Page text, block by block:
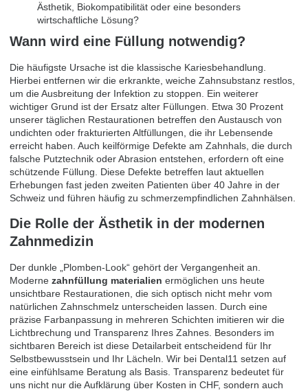
Ästhetik, Biokompatibilität oder eine besonders
wirtschaftliche Lösung?
Wann wird eine Füllung notwendig?
Die häufigste Ursache ist die klassische Kariesbehandlung.
Hierbei entfernen wir die erkrankte, weiche Zahnsubstanz restlos,
um die Ausbreitung der Infektion zu stoppen. Ein weiterer
wichtiger Grund ist der Ersatz alter Füllungen. Etwa 30 Prozent
unserer täglichen Restaurationen betreffen den Austausch von
undichten oder frakturierten Altfüllungen, die ihr Lebensende
erreicht haben. Auch keilförmige Defekte am Zahnhals, die durch
falsche Putztechnik oder Abrasion entstehen, erfordern oft eine
schützende Füllung. Diese Defekte betreffen laut aktuellen
Erhebungen fast jeden zweiten Patienten über 40 Jahre in der
Schweiz und führen häufig zu schmerzempfindlichen Zahnhälsen.
Die Rolle der Ästhetik in der modernen
Zahnmedizin
Der dunkle „Plomben-Look“ gehört der Vergangenheit an.
Moderne zahnfüllung materialien ermöglichen uns heute
unsichtbare Restaurationen, die sich optisch nicht mehr vom
natürlichen Zahnschmelz unterscheiden lassen. Durch eine
präzise Farbanpassung in mehreren Schichten imitieren wir die
Lichtbrechung und Transparenz Ihres Zahnes. Besonders im
sichtbaren Bereich ist diese Detailarbeit entscheidend für Ihr
Selbstbewusstsein und Ihr Lächeln. Wir bei Dental11 setzen auf
eine einfühlsame Beratung als Basis. Transparenz bedeutet für
uns nicht nur die Aufklärung über Kosten in CHF, sondern auch